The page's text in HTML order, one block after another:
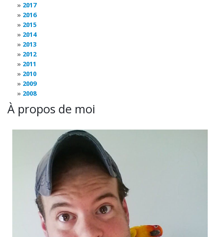
2017
2016
2015
2014
2013
2012
2011
2010
2009
2008
À propos de moi